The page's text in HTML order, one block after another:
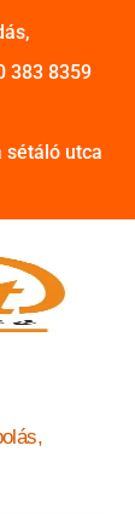
383 8359
sétáló utca